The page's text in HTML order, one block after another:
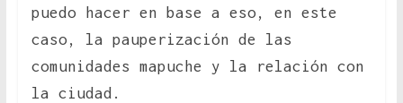
puedo hacer en base a eso, en este
caso, la pauperización de las
comunidades mapuche y la relación con
la ciudad.